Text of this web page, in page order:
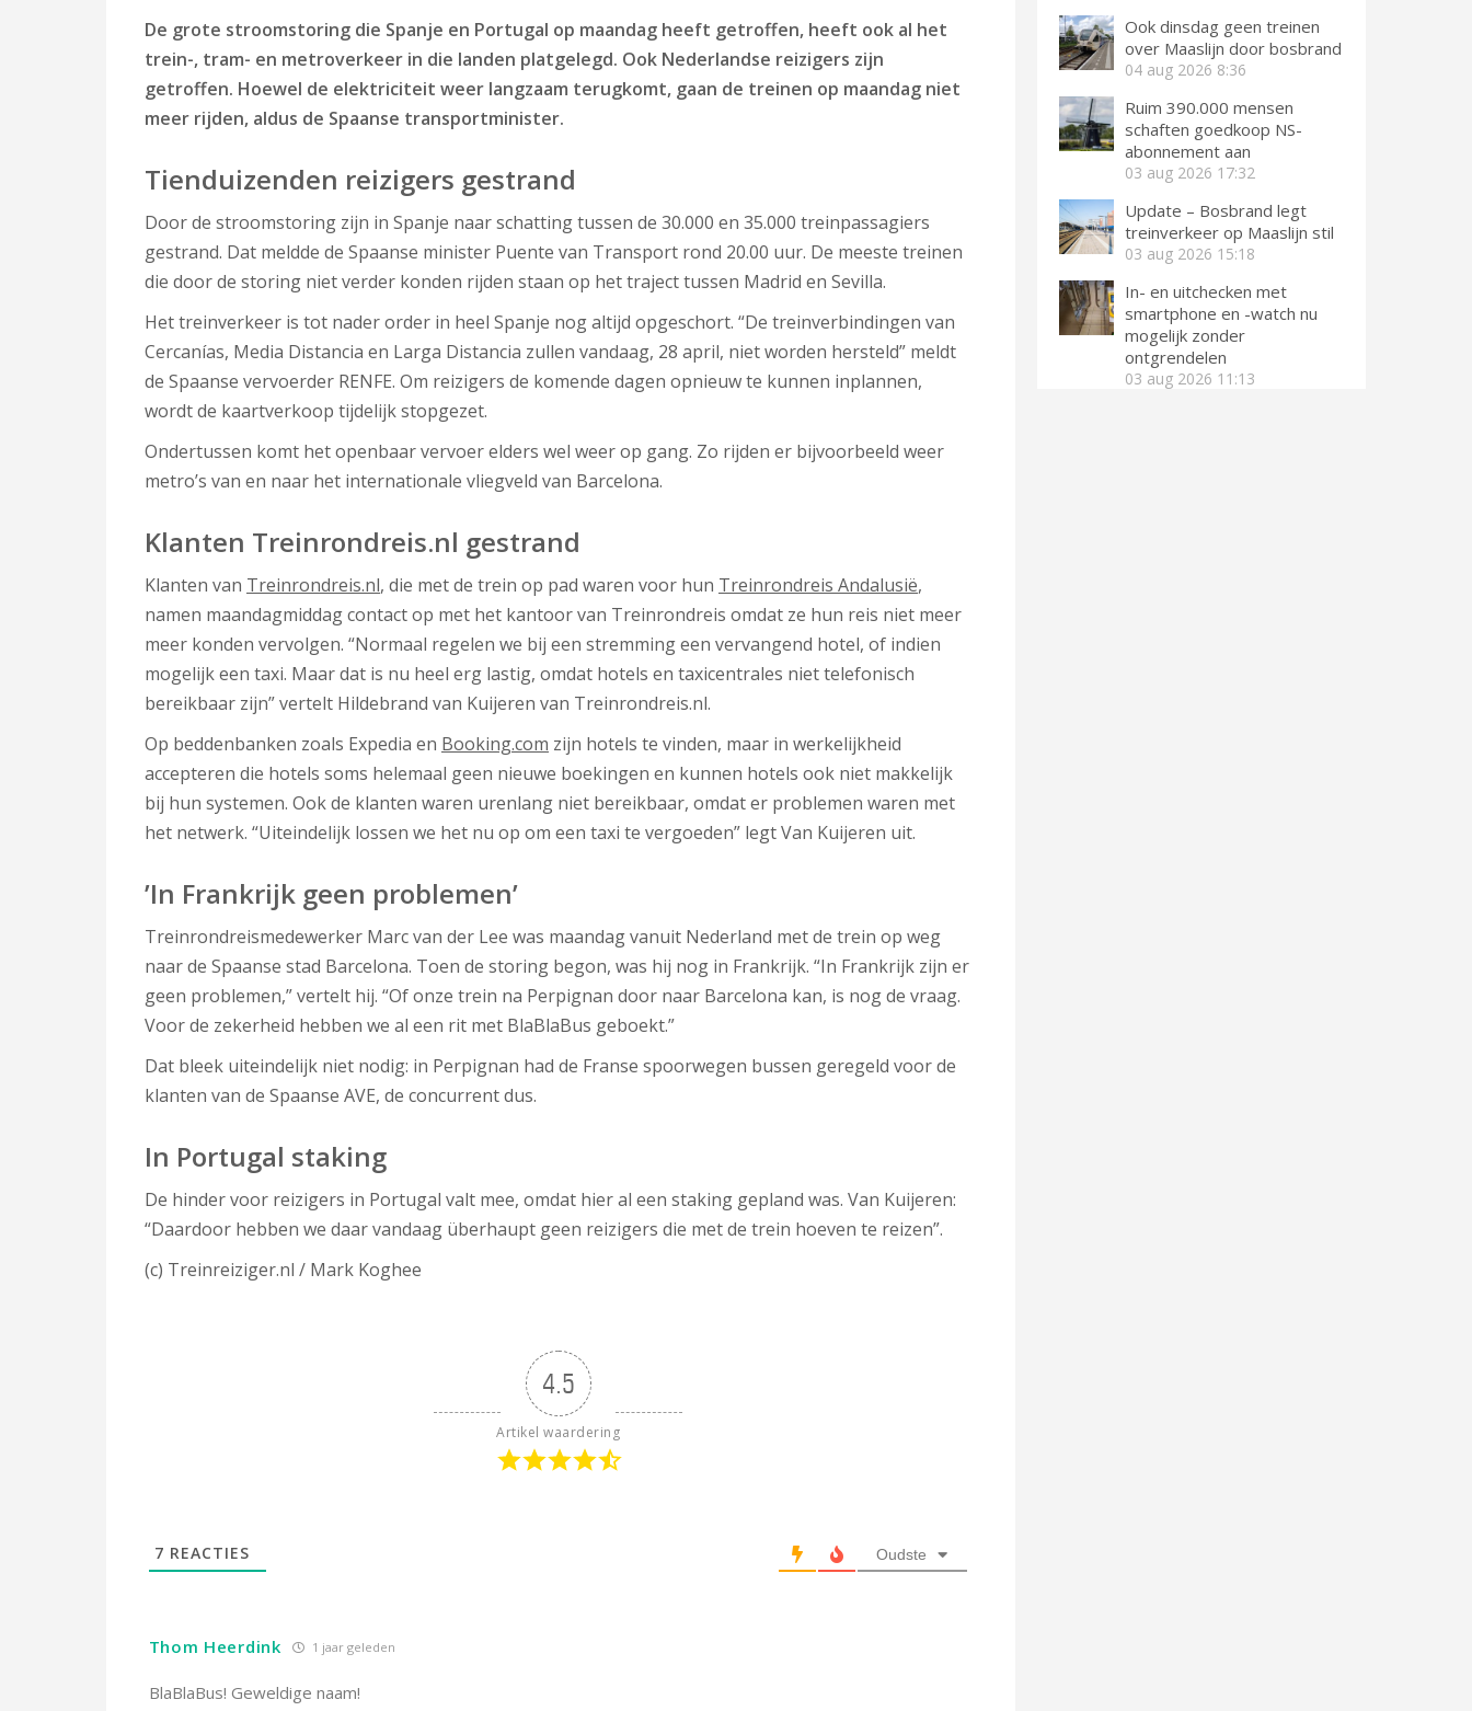
De grote stroomstoring die Spanje en Portugal op maandag heeft getroffen, heeft ook al het
trein-, tram- en metroverkeer in die landen platgelegd. Ook Nederlandse reizigers zijn
getroffen. Hoewel de elektriciteit weer langzaam terugkomt, gaan de treinen op maandag niet
meer rijden, aldus de Spaanse transportminister.
Tienduizenden reizigers gestrand
Door de stroomstoring zijn in Spanje naar schatting tussen de 30.000 en 35.000 treinpassagiers
gestrand. Dat meldde de Spaanse minister Puente van Transport rond 20.00 uur. De meeste treinen
die door de storing niet verder konden rijden staan op het traject tussen Madrid en Sevilla.
Het treinverkeer is tot nader order in heel Spanje nog altijd opgeschort. “De treinverbindingen van
Cercanías, Media Distancia en Larga Distancia zullen vandaag, 28 april, niet worden hersteld” meldt
de Spaanse vervoerder RENFE. Om reizigers de komende dagen opnieuw te kunnen inplannen,
wordt de kaartverkoop tijdelijk stopgezet.
Ondertussen komt het openbaar vervoer elders wel weer op gang. Zo rijden er bijvoorbeeld weer
metro’s van en naar het internationale vliegveld van Barcelona.
Klanten Treinrondreis.nl gestrand
Klanten van Treinrondreis.nl, die met de trein op pad waren voor hun Treinrondreis Andalusië,
namen maandagmiddag contact op met het kantoor van Treinrondreis omdat ze hun reis niet meer
meer konden vervolgen. “Normaal regelen we bij een stremming een vervangend hotel, of indien
mogelijk een taxi. Maar dat is nu heel erg lastig, omdat hotels en taxicentrales niet telefonisch
bereikbaar zijn” vertelt Hildebrand van Kuijeren van Treinrondreis.nl.
Op beddenbanken zoals Expedia en Booking.com zijn hotels te vinden, maar in werkelijkheid
accepteren die hotels soms helemaal geen nieuwe boekingen en kunnen hotels ook niet makkelijk
bij hun systemen. Ook de klanten waren urenlang niet bereikbaar, omdat er problemen waren met
het netwerk. “Uiteindelijk lossen we het nu op om een taxi te vergoeden” legt Van Kuijeren uit.
’In Frankrijk geen problemen’
Treinrondreismedewerker Marc van der Lee was maandag vanuit Nederland met de trein op weg
naar de Spaanse stad Barcelona. Toen de storing begon, was hij nog in Frankrijk. “In Frankrijk zijn er
geen problemen,” vertelt hij. “Of onze trein na Perpignan door naar Barcelona kan, is nog de vraag.
Voor de zekerheid hebben we al een rit met BlaBlaBus geboekt.”
Dat bleek uiteindelijk niet nodig: in Perpignan had de Franse spoorwegen bussen geregeld voor de
klanten van de Spaanse AVE, de concurrent dus.
In Portugal staking
De hinder voor reizigers in Portugal valt mee, omdat hier al een staking gepland was. Van Kuijeren:
“Daardoor hebben we daar vandaag überhaupt geen reizigers die met de trein hoeven te reizen”.
(c) Treinreiziger.nl / Mark Koghee
4.5
Artikel waardering
7 REACTIES Oudste
Thom Heerdink 1 jaar geleden
BlaBlaBus! Geweldige naam!
Ook dinsdag geen treinen
over Maaslijn door bosbrand
04 aug 2026 8:36
Ruim 390.000 mensen
schaften goedkoop NS-
abonnement aan
03 aug 2026 17:32
Update – Bosbrand legt
treinverkeer op Maaslijn stil
03 aug 2026 15:18
In- en uitchecken met
smartphone en -watch nu
mogelijk zonder
ontgrendelen
03 aug 2026 11:13